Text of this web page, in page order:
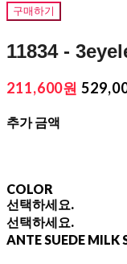
구매하기
11834 -
211,600원
추가 금액
COLOR
선택하세요.
선택하세요.
ANTE SUEDE MILK